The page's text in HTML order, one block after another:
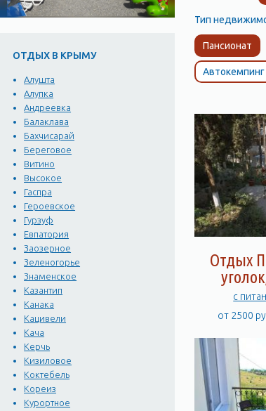
ОТДЫХ В КРЫМУ
Алушта
Алупка
Андреевка
Балаклава
Бахчисарай
Береговое
Витино
Высокое
Гаспра
Героевское
Гурзуф
Евпатория
Заозерное
Зеленогорье
Знаменское
Казантип
Канака
Кацивели
Кача
Керчь
Кизиловое
Коктебель
Кореиз
Курортное
Тип
Пансионат
Автокемпинг
Отдых
с
от 2500